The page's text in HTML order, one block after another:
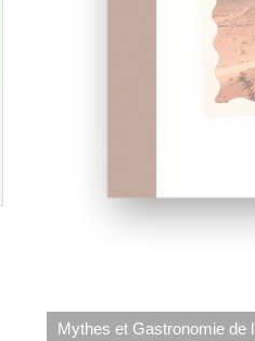
Mythes et Gastronomie de
Crimes et Procès
(2009)